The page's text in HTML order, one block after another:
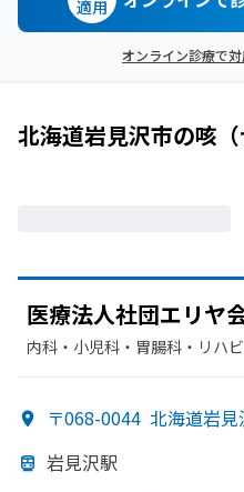
適用
オンライン診療で
北海道岩見沢市の咳（
医療法人社団エリヤ
内科・​小児科・​胃腸科・​リハ
〒068-0044 北海道岩見
岩見沢駅